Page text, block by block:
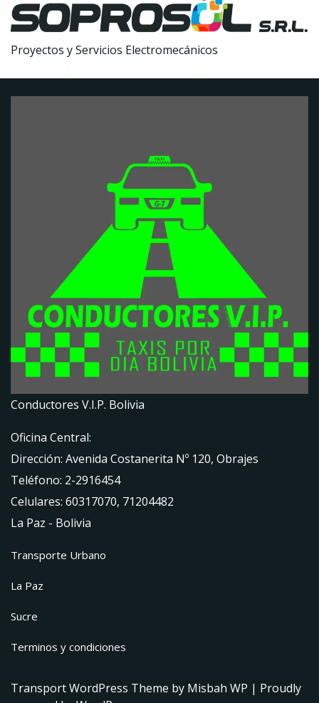
Proyectos y Servicios Electromecánicos
Conductores V.I.P. Bolivia
Oficina Central:
Dirección: Avenida Costanerita Nº 120, Obrajes
Teléfono: 2-2916454
Celulares: 60317070, 71204482
La Paz - Bolivia
Transporte Urbano
La Paz
Sucre
Terminos y condiciones
Transport WordPress Theme by Misbah WP | Proudly